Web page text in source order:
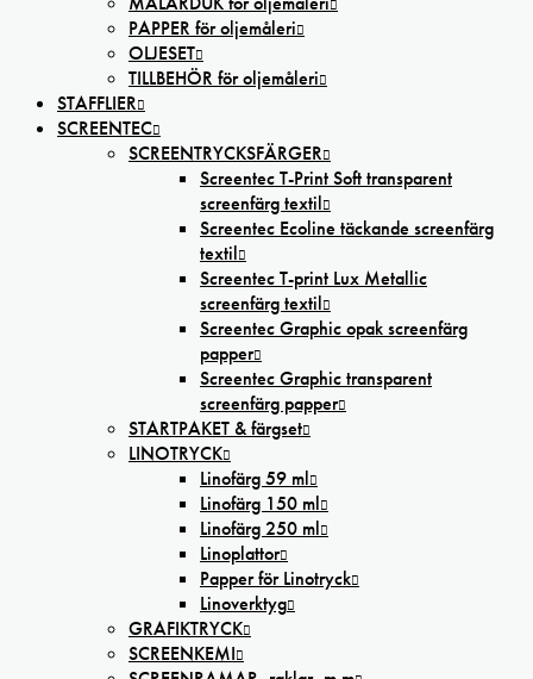
PAPPER för oljemåleri
OLJESET
TILLBEHÖR för oljemåleri
STAFFLIER
SCREENTEC
SCREENTRYCKSFÄRGER
Screentec T-Print Soft transparent
screenfärg textil
Screentec Ecoline täckande screenfärg
textil
Screentec T-print Lux Metallic
screenfärg textil
Screentec Graphic opak screenfärg
papper
Screentec Graphic transparent
screenfärg papper
STARTPAKET & färgset
LINOTRYCK
Linofärg 59 ml
Linofärg 150 ml
Linofärg 250 ml
Linoplattor
Papper för Linotryck
Linoverktyg
GRAFIKTRYCK
SCREENKEMI